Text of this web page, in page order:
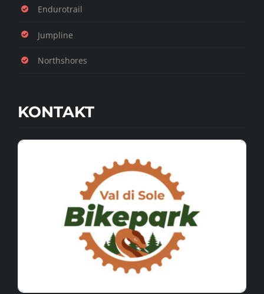
Endurotrail
Jumpline
Northshores
KONTAKT